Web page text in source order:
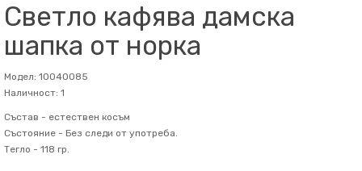
Светло кафява дамска
шапка от норка
Модел: 10040085
Наличност: 1
Състав - естествен косъм
Състояние - Без следи от употреба.
Тегло - 118 гр.